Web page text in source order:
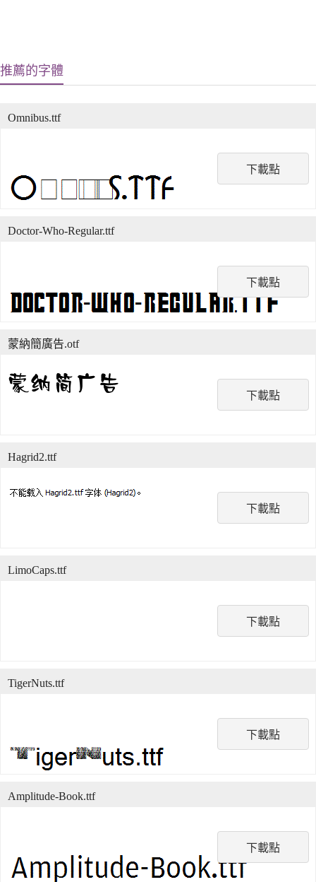
推薦的字體
下載點
Omnibus.ttf
下載點
Doctor-Who-Regular.ttf
下載點
蒙納簡廣告.otf
下載點
Hagrid2.ttf
下載點
LimoCaps.ttf
下載點
TigerNuts.ttf
下載點
Amplitude-Book.ttf